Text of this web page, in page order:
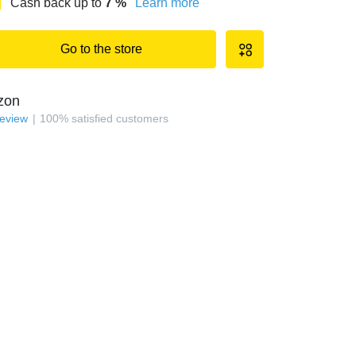
Cash back up to 7 % Learn more
Go to the store
100% satisfied customers